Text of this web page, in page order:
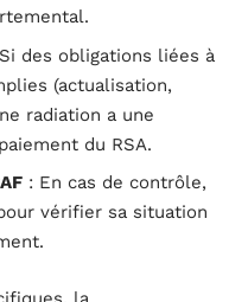
des obligations liées à
(actualisation,
radiation a une
du RSA.
: En cas de contrôle,
vérifier sa situation